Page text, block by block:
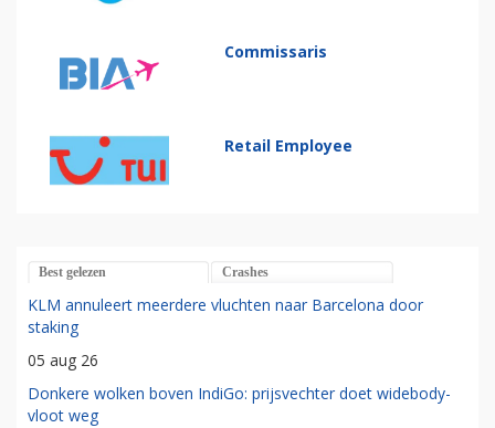
Commissaris
Retail Employee
Best gelezen Crashes
KLM annuleert meerdere vluchten naar Barcelona door
staking
05 aug 26
Donkere wolken boven IndiGo: prijsvechter doet widebody-
vloot weg